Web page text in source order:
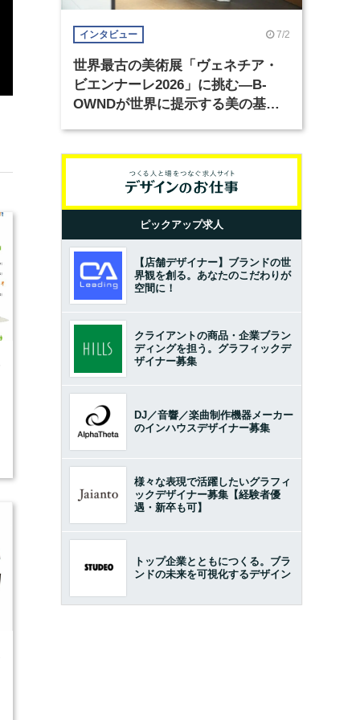
インタビュー 7/2
世界最古の美術展「ヴェネチア・
ビエンナーレ2026」に挑む―B-
OWNDが世界に提示する美の基準
ピックアップ求人
【店舗デザイナー】ブランドの世
界観を創る。あなたのこだわりが
空間に！
クライアントの商品・企業ブラン
ディングを担う。グラフィックデ
ザイナー募集
DJ／音響／楽曲制作機器メーカー
のインハウスデザイナー募集
様々な表現で活躍したいグラフィ
ックデザイナー募集【経験者優
遇・新卒も可】
トップ企業とともにつくる。ブラ
ンドの未来を可視化するデザイン